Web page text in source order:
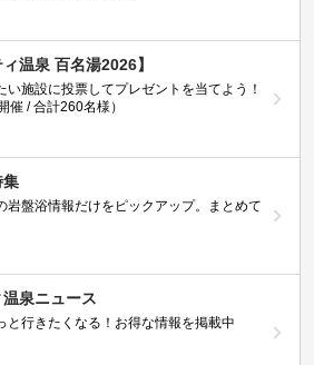
ィ温泉 百名湯2026】
い施設に投票してプレゼントを当てよう！
催 / 合計260名様）
集
岩盤浴情報だけをピックアップ。まとめて
泉ニュース
と行きたくなる！お得な情報を掲載中